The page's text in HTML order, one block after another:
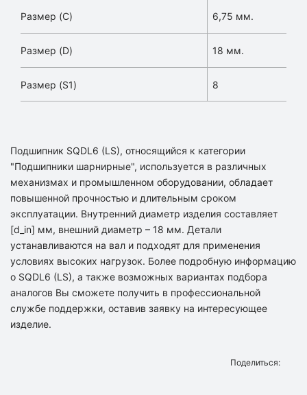
Размер (C) 6,75 мм.
Размер (D) 18 мм.
Размер (S1) 8
Подшипник SQDL6 (LS), относящийся к категории
"Подшипники шарнирные", используется в различных
механизмах и промышленном оборудовании, обладает
повышенной прочностью и длительным сроком
эксплуатации. Внутренний диаметр изделия составляет
[d_in] мм, внешний диаметр – 18 мм. Детали
устанавливаются на вал и подходят для применения
условиях высоких нагрузок. Более подробную информацию
о SQDL6 (LS), а также возможных вариантах подбора
аналогов Вы сможете получить в профессиональной
службе поддержки, оставив заявку на интересующее
изделие.
Поделиться: